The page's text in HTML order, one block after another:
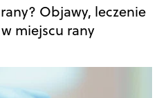
Objawy, leczenie
miejscu rany